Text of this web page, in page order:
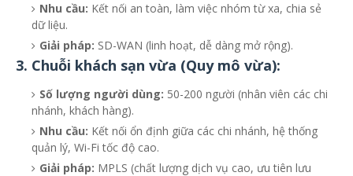
Nhu cầu: Kết nối an toàn, làm việc nhóm từ xa, chia sẻ
dữ liệu.
Giải pháp: SD-WAN (linh hoạt, dễ dàng mở rộng).
3. Chuỗi khách sạn vừa (Quy mô vừa):
Số lượng người dùng: 50-200 người (nhân viên các chi
nhánh, khách hàng).
Nhu cầu: Kết nối ổn định giữa các chi nhánh, hệ thống
quản lý, Wi-Fi tốc độ cao.
Giải pháp: MPLS (chất lượng dịch vụ cao, ưu tiên lưu